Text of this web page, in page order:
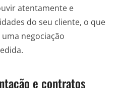
atentamente e
do seu cliente, o que
negociação
e contratos